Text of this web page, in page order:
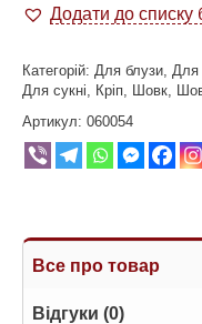
Додати до списку
Категорій: Для блузи Для
Для сукні
Кріп Шовк
Артикул: 060054
Все про товар
Відгуки (0)